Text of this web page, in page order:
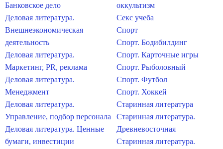
Банковское дело
Деловая литература.
Внешнеэкономическая
деятельность
Деловая литература.
Маркетинг, PR, реклама
Деловая литература.
Менеджмент
Деловая литература.
Управление, подбор персонала
Деловая литература. Ценные
бумаги, инвестиции
оккультизм
Секс учеба
Спорт
Спорт. Бодибилдинг
Спорт. Карточные игры
Спорт. Рыболовный
Спорт. Футбол
Спорт. Хоккей
Старинная литература
Старинная литература.
Древневосточная
Старинная литература.